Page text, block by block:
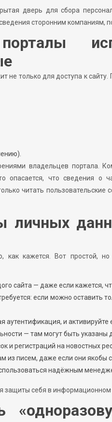
дверь для сбора
сторонним компаниям,
не только для доступа к
владельцев портала.
опасается, что сведения о
читать пользовательские
личных
кажется. Вот простой,
сайта — даже если кажется,
если можно оставить
аутентификация, и активируйте
— там могут быть
и регистраций на новостных
из писем, даже если они якобы
надёжным
себя в информационном